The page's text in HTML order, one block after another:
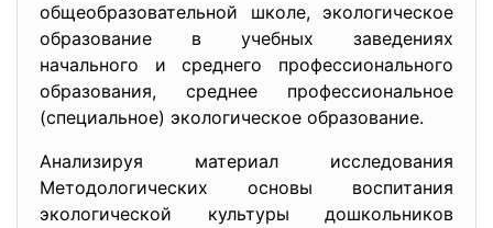
общеобразовательной школе, экологическое
образование в учебных заведениях
начального и среднего профессионального
образования, среднее профессиональное
(специальное) экологическое образование.
Анализируя материал исследования
Методологических основы воспитания
экологической культуры дошкольников